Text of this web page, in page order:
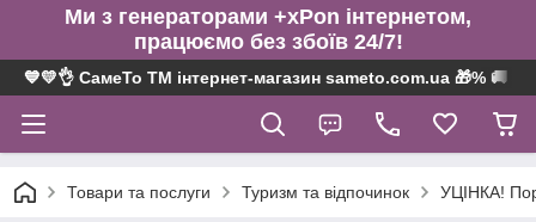
Ми з генераторами +xPon інтернетом,
працюємо без збоїв 24/7!
💙💛👌 СамеТо ТМ інтернет-магазин sameto.com.ua 🎁% 🚚 ⤵
Товари та послуги Туризм та відпочинок УЦІНКА!